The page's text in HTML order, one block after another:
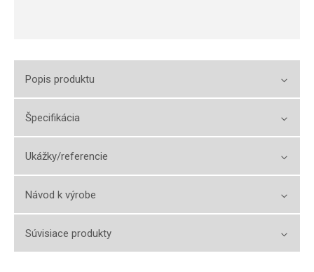
Popis produktu
Špecifikácia
Ukážky/referencie
Návod k výrobe
Súvisiace produkty